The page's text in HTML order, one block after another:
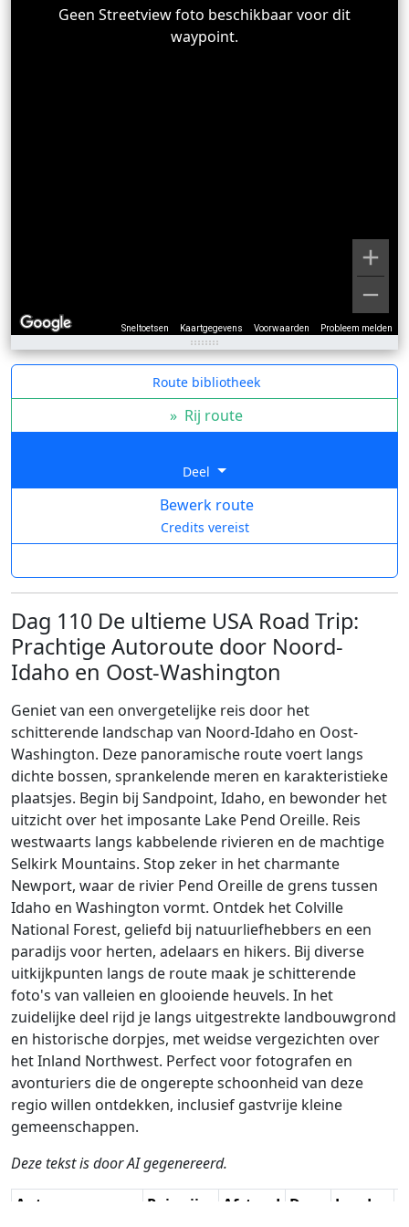
Sneltoetsen Kaartgegevens Voorwaarden Probleem melden
Geen Streetview foto beschikbaar voor dit
waypoint.
Route bibliotheek
» Rij route
Deel
Bewerk route
Credits vereist
Dag 110 De ultieme USA Road Trip:
Prachtige Autoroute door Noord-
Idaho en Oost-Washington
Geniet van een onvergetelijke reis door het
schitterende landschap van Noord-Idaho en Oost-
Washington. Deze panoramische route voert langs
dichte bossen, sprankelende meren en karakteristieke
plaatsjes. Begin bij Sandpoint, Idaho, en bewonder het
uitzicht over het imposante Lake Pend Oreille. Reis
westwaarts langs kabbelende rivieren en de machtige
Selkirk Mountains. Stop zeker in het charmante
Newport, waar de rivier Pend Oreille de grens tussen
Idaho en Washington vormt. Ontdek het Colville
National Forest, geliefd bij natuurliefhebbers en een
paradijs voor herten, adelaars en hikers. Bij diverse
uitkijkpunten langs de route maak je schitterende
foto's van valleien en glooiende heuvels. In het
zuidelijke deel rijd je langs uitgestrekte landbouwgrond
en historische dorpjes, met weidse vergezichten over
het Inland Northwest. Perfect voor fotografen en
avonturiers die de ongerepte schoonheid van deze
regio willen ontdekken, inclusief gastvrije kleine
gemeenschappen.
Deze tekst is door AI gegenereerd.
Auteur Reiswijze Afstand Duur Landen